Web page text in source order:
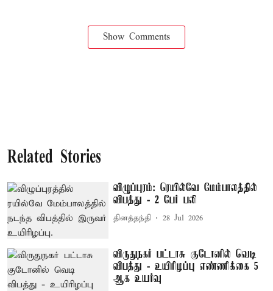
Show Comments
Related Stories
விழுப்புரம்: ரெயில்வே மேம்பாலத்தில்
விபத்து - 2 பேர் பலி
தினத்தந்தி 28 Jul 2026
விருதுநகர் பட்டாசு குடோனில் வெடி
விபத்து - உயிரிழப்பு எண்ணிக்கை 5
ஆக உயர்வு